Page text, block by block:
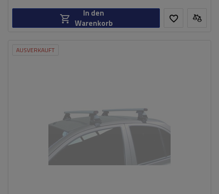
In den
Warenkorb
AUSVERKAUFT